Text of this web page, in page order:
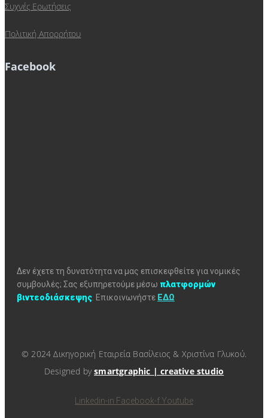
Συχνές Ερωτήσεις
Πολιτική Απορρήτου
Facebook
Δεν έχετε τη δυνατότητα να μας επισκεφθείτε για νομικές
συμβουλές; Σας εξυπηρετούμε μέσω πλατφορμών
βιντεοδιάσκεψης Επικοινωνήστε ΕΔΩ
© 2024 Δικηγορική Εταιρεία Βασίλειος & Χριστίνα Γλυκού.
Designed bysmartgraphic | creative studio
Linkedin-in Facebook-f Youtube